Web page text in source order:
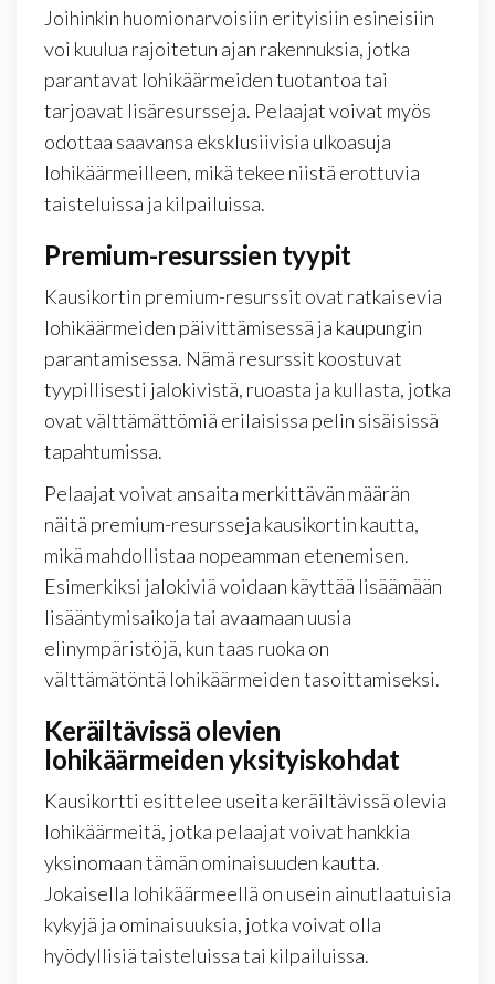
Joihinkin huomionarvoisiin erityisiin esineisiin
voi kuulua rajoitetun ajan rakennuksia, jotka
parantavat lohikäärmeiden tuotantoa tai
tarjoavat lisäresursseja. Pelaajat voivat myös
odottaa saavansa eksklusiivisia ulkoasuja
lohikäärmeilleen, mikä tekee niistä erottuvia
taisteluissa ja kilpailuissa.
Premium-resurssien tyypit
Kausikortin premium-resurssit ovat ratkaisevia
lohikäärmeiden päivittämisessä ja kaupungin
parantamisessa. Nämä resurssit koostuvat
tyypillisesti jalokivistä, ruoasta ja kullasta, jotka
ovat välttämättömiä erilaisissa pelin sisäisissä
tapahtumissa.
Pelaajat voivat ansaita merkittävän määrän
näitä premium-resursseja kausikortin kautta,
mikä mahdollistaa nopeamman etenemisen.
Esimerkiksi jalokiviä voidaan käyttää lisäämään
lisääntymisaikoja tai avaamaan uusia
elinympäristöjä, kun taas ruoka on
välttämätöntä lohikäärmeiden tasoittamiseksi.
Keräiltävissä olevien
lohikäärmeiden yksityiskohdat
Kausikortti esittelee useita keräiltävissä olevia
lohikäärmeitä, jotka pelaajat voivat hankkia
yksinomaan tämän ominaisuuden kautta.
Jokaisella lohikäärmeellä on usein ainutlaatuisia
kykyjä ja ominaisuuksia, jotka voivat olla
hyödyllisiä taisteluissa tai kilpailuissa.